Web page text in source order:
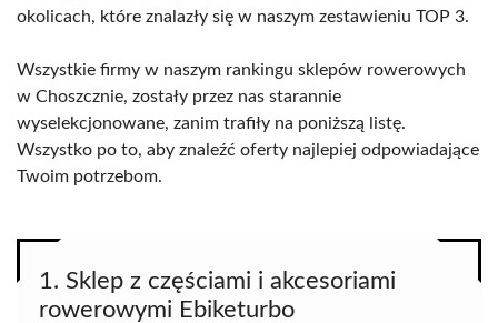
okolicach, które znalazły się w naszym zestawieniu TOP 3.
Wszystkie firmy w naszym rankingu sklepów rowerowych
w Choszcznie, zostały przez nas starannie
wyselekcjonowane, zanim trafiły na poniższą listę.
Wszystko po to, aby znaleźć oferty najlepiej odpowiadające
Twoim potrzebom.
1. Sklep z częściami i akcesoriami
rowerowymi Ebiketurbo